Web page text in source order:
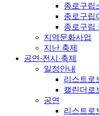
종로구립
종로구립
종로구립
지역문화사업
지난 축제
공연·전시·축제
일정안내
리스트로
캘린더로
공연
리스트로